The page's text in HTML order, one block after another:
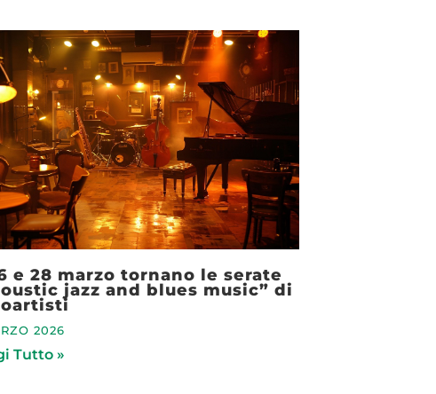
e 28 marzo tornano le serate
jazz and blues music” di
2026
Tutto »